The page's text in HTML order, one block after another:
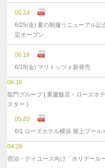
06.24
6/25(金) 夏の制服リニューアル記
定オープン
06.18
6/18(金) マリトッツォ新発売
06.16
龍門グループ [ 重慶飯店・ローズホ
スタート
05.20
6/1 ローズホテル横浜 屋上プール
04.28
宿泊・デイユース向け「ホリデール